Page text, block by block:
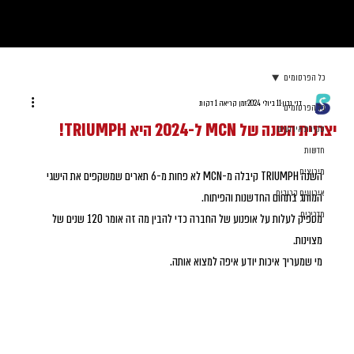
כל הפרסומים
סקירת אירועים
חדשות
מירוצים
אירועים קרובים
מדריכים
כל הפרסומים
יצרנית השנה של MCN ל-2024 היא TRIUMPH!
דני נבון11 ביולי 2024 זמן קריאה 1 דקות
השנה TRIUMPH קיבלה מ-MCN לא פחות מ-6 תארים שמשקפים את הישגי
המותג בתחום החדשנות והפיתוח.
מספיק לעלות על אופנוע של החברה כדי להבין מה זה אומר 120 שנים של
מצוינות.
מי שמעריך איכות יודע איפה למצוא אותה.